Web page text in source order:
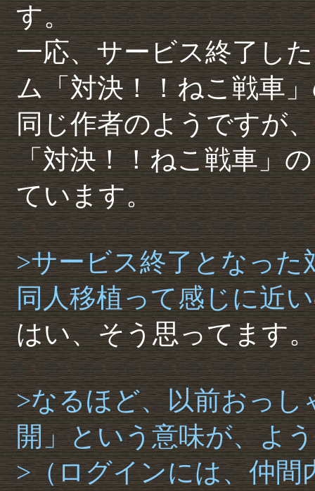
す。
一応、サービス終了し
ム「対決！！ねこ戦車
同じ作者のようですが
「対決！！ねこ戦車」
ています。
>サービス終了となっ
同人移植って感じに近
はい、そう思ってます。
>なるほど、以前おっ
開」という意味が、よ
>（ログインには、仲